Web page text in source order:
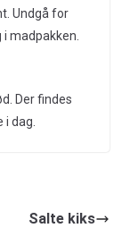
Undgå for
madpakken.
Der findes
dag.
Salte kiks